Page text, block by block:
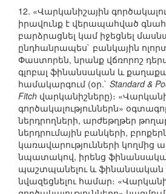
12. «Վարկանիշային
իրավունք է վերապահված
բարձրացնել կամ իջեցնել
ընդհանրապես` բանկային
Փաստորեն, նրանք վճռորոշ
գլոբալ ֆինանսական և
համակարգում (օր.` Standard &
Fitch վարկանիշները)։
գործակալություններն»
ներդրողների, արժեթղթեր
ներդրումային բանկերի,
կառավարությունների կողմից
նպատակով, իրենց
պաշտպանելու և ֆինանսական
նվազեցնելու համար։